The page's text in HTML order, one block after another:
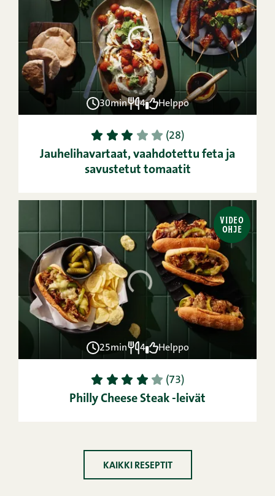
30min 4 Helppo
1 2 3 4 5 (28)
Jauhelihavartaat, vaahdotettu feta ja
savustetut tomaatit
VIDEO
OHJE
25min 4 Helppo
1 2 3 4 5 (73)
Philly Cheese Steak -leivät
KAIKKI RESEPTIT